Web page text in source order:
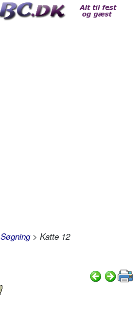
Søgning> Katte 12